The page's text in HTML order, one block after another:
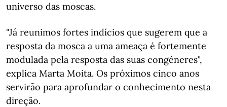
universo das moscas.
"Já reunimos fortes indícios que sugerem que a
resposta da mosca a uma ameaça é fortemente
modulada pela resposta das suas congéneres",
explica Marta Moita. Os próximos cinco anos
servirão para aprofundar o conhecimento nesta
direção.